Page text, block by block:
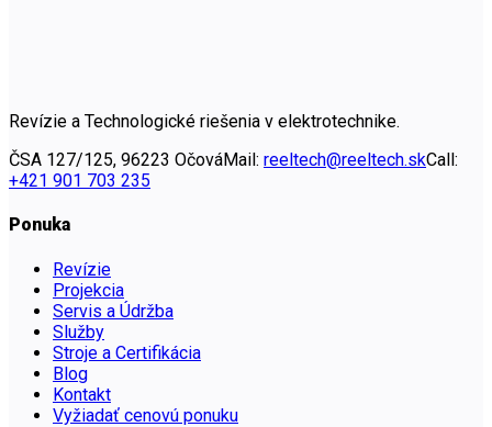
Revízie a Technologické riešenia v elektrotechnike.
ČSA 127/125, 96223 OčováMail: reeltech@reeltech.skCall:
+421 901 703 235
Ponuka
Revízie
Projekcia
Servis a Údržba
Služby
Stroje a Certifikácia
Blog
Kontakt
Vyžiadať cenovú ponuku